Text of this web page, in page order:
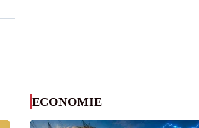
ECONOMIE